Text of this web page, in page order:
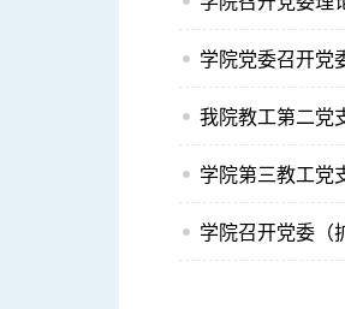
学院党委召开党
我院教工第二党
学院第三教工党
学院召开党委（